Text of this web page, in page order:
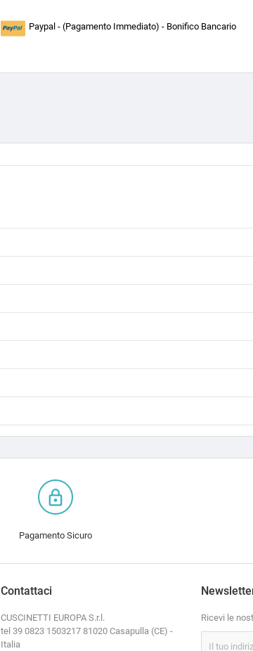
Paypal - (Pagamento Immediato) - Bonifico Bancario
lock_outline
Pagamento Sicuro
Contattaci
CUSCINETTI EUROPA S.r.l.
tel 39 0823 1503217 81020 Casapulla (CE) -
Italia
Ricevi le